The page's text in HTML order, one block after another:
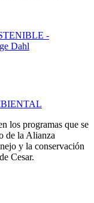
los programas que se
de la Alianza
y la conservación
Cesar.